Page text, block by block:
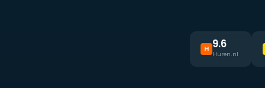
H 9.6
Huren.nl